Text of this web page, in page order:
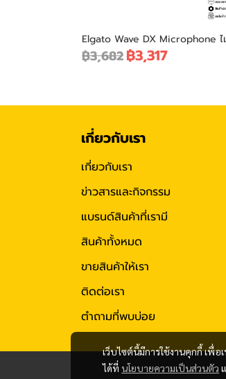
Elgato Wave DX Microphone ไ
฿3,682฿3,317
เว็บไซต์นี้มีการใช้งานคุกกี้ เพื่
ได้ที่ นโยบายความเป็นส่วนตัว
เกี่ยวกับเรา
เกี่ยวกับเรา
ข่าวสารและกิจกรรม
แบรนด์สินค้าที่เรามี
สินค้าทั้งหมด
ขายสินค้าให้เรา
ติดต่อเรา
ตำถามที่พบบ่อย